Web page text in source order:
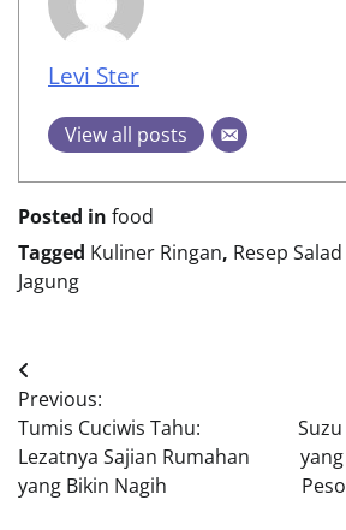
Levi Ster
View all posts
Posted in food
Tagged Kuliner Ringan, Resep
Jagung
Post
navigation
Previous:
Tumis Cuciwis Tahu:
Lezatnya Sajian Rumahan
yang Bikin Nagih